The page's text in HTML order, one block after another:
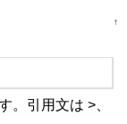
↑
。引用文は >、